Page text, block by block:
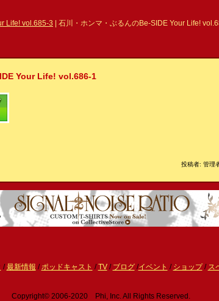
Life! vol.685-3 | 石川・ホンマ・ぶるんのBe-SIDE Your Life!
Your Life! vol.686-1
投稿者: 管理
/最新情報 /ポッドキャスト /TV/ ブログ/イベント / ショップ/ ス
Copyright© 2006-2020 Phi, Inc. All Rights Reserved.